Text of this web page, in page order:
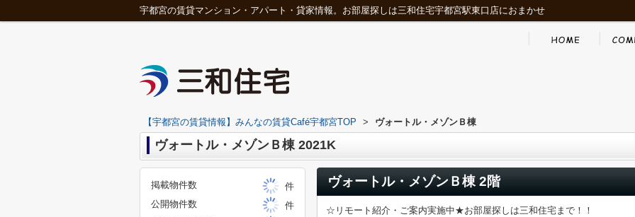
宇都宮の賃貸マンション・アパート・貸家情報。お部屋探しは三和住宅宇都宮駅東口店におまかせ
【宇都宮の賃貸情報】みんなの賃貸Café宇都宮TOP > ヴォートル・メゾンＢ棟
ヴォートル・メゾンＢ棟 2021K
ヴォートル・メゾンＢ棟 2階
☆リモート紹介・ご案内実施中★お部屋探しは三和住宅まで！！
掲載物件数
件
公開物件数
件